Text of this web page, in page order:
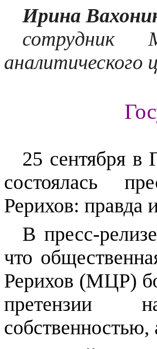
Ирина
сотрудник
аналитического
25 сентября в
состоялась
Рерихов: правда
В пресс-
что
Рерихов (МЦР)
претензии